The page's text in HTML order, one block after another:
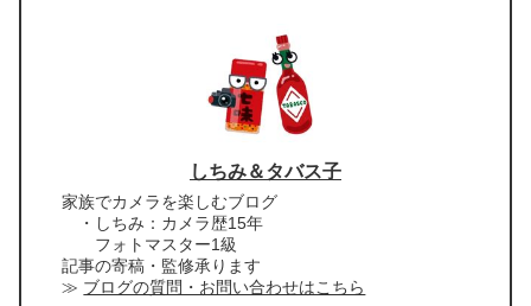
しちみ＆タバス子
家族でカメラを楽しむブログ
・しちみ：カメラ歴15年
フォトマスター1級
記事の寄稿・監修承ります
≫ ブログの質問・お問い合わせはこちら